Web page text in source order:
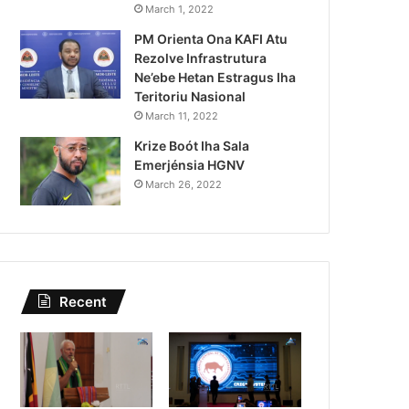
Ajuda Autoridade
Autór Kriminozu ho Paradeiru
Estranjeiru
March 1, 2022
PM Orienta Ona KAFI Atu
Rezolve Infrastrutura
Ne’ebe Hetan Estragus Iha
Teritoriu Nasional
March 11, 2022
Krize Boót Iha Sala
Emerjénsia HGNV
March 26, 2022
Recent